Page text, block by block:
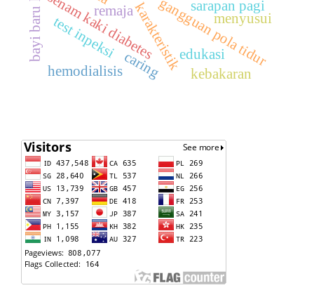
gangguan pola tidur
karakteristik sarapan pagi
senam kaki diabetes
remaja
test inpeksi
bayi baru lahir
hemodialisis
edukasi
menyusui
caring kebakaran